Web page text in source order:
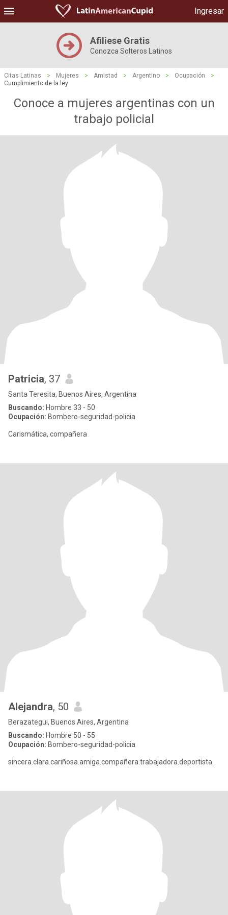
Ingresar
Afiliese Gratis
Conozca Solteros Latinos
Citas Latinas > Mujeres > Amistad > Argentino > Ocupación
>
Cumplimiento de la ley
Conoce a mujeres argentinas con un
trabajo policial
Patricia, 37
Santa Teresita, Buenos Aires, Argentina
Buscando: Hombre 33 - 50
Ocupación: Bombero-seguridad-policia
Carismática, compañera
Alejandra, 50
Berazategui, Buenos Aires, Argentina
Buscando: Hombre 50 - 55
Ocupación: Bombero-seguridad-policia
sincera.clara.cariñosa.amiga.compañera.trabajadora.deportista.